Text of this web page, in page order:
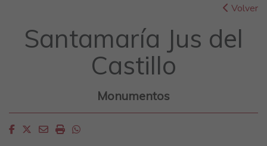
Volver
Santamaría Jus del
Castillo
Monumentos
FacebookTwitter
EmailImprimirWhatsapp